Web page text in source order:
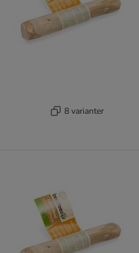
8 varianter